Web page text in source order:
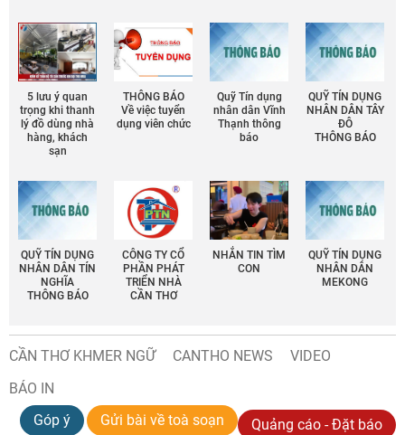
5 lưu ý quan
trọng khi thanh
lý đồ dùng nhà
hàng, khách
sạn
THÔNG BÁO
Về việc tuyển
dụng viên chức
Quỹ Tín dụng
nhân dân Vĩnh
Thạnh thông
báo
QUỸ TÍN DỤNG
NHÂN DÂN TÂY
ĐÔ
THÔNG BÁO
QUỸ TÍN DỤNG
NHÂN DÂN TÍN
NGHĨA
THÔNG BÁO
CÔNG TY CỔ
PHẦN PHÁT
TRIỂN NHÀ
CẦN THƠ
NHẮN TIN TÌM
CON
QUỸ TÍN DỤNG
NHÂN DÂN
MEKONG
CẦN THƠ KHMER NGỮ CANTHO NEWS
VIDEO
BÁO IN
Góp ý
Gửi bài về toà soạn Quảng cáo - Đặt báo